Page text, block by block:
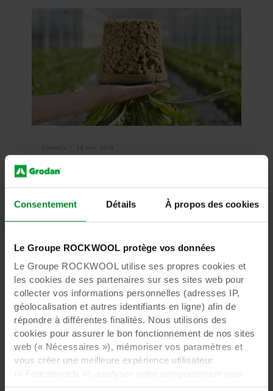
Consentement Détails À propos des cookies
Le Groupe ROCKWOOL protège vos données
Le Groupe ROCKWOOL utilise ses propres cookies et
les cookies de ses partenaires sur ses sites web pour
collecter vos informations personnelles (adresses IP,
géolocalisation et autres identifiants en ligne) afin de
répondre à différentes finalités. Nous utilisons des
cookies pour assurer le bon fonctionnement de nos sites
web (« Nécessaires »), mémoriser vos paramètres et
vous créer une meilleure expérience utilisateur
optimiser les sites web (« Statistiques ») et cibler notre
Conseils 14 nov. 2018
Nettoyage de l'eau de drainage
La méthode la plus simple pour réduire
l'évacuation d'eau de drainage est de loin de
peu de volumes de drainage (tableau 2). La
conception et la connaissance du substrat se
sont améliorées au fil des ans.
Lire la suite